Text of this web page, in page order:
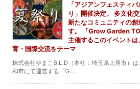
「アジアンフェスティ
り」開催決定。 多文化
新たなコミュニティの創
す。 「Grow Garden
主催するこのイベント
育・国際交流をテーマ
株式会社やまこB.L.D（本社：埼玉県上尾市）
和市にて運営する「G ...